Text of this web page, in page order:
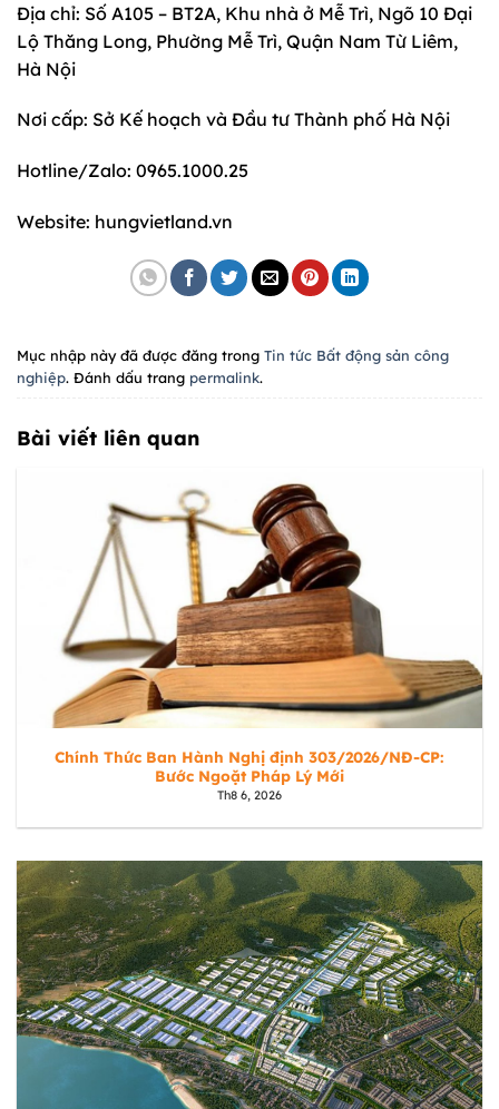
Địa chỉ: Số A105 – BT2A, Khu nhà ở Mễ Trì, Ngõ 10 Đại
Lộ Thăng Long, Phường Mễ Trì, Quận Nam Từ Liêm,
Hà Nội
Nơi cấp: Sở Kế hoạch và Đầu tư Thành phố Hà Nội
Hotline/Zalo: 0965.1000.25
Website: hungvietland.vn
Mục nhập này đã được đăng trong Tin tức Bất động sản công
nghiệp. Đánh dấu trang permalink.
Bài viết liên quan
Chính Thức Ban Hành Nghị định 303/2026/NĐ-CP:
Bước Ngoặt Pháp Lý Mới
Th8 6, 2026